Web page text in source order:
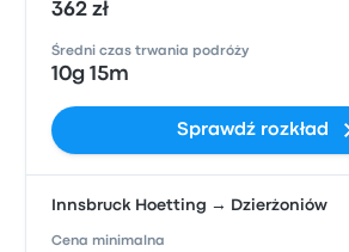
362 zł
Średni czas trwania podróży
10g 15m
Sprawdź rozkład
Innsbruck Hoetting → Dzierżoniów
Cena minimalna